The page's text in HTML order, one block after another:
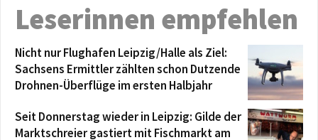
Leserinnen empfehlen
Nicht nur Flughafen Leipzig/Halle als Ziel:
Sachsens Ermittler zählten schon Dutzende
Drohnen-Überflüge im ersten Halbjahr
Seit Donnerstag wieder in Leipzig: Gilde der
Marktschreier gastiert mit Fischmarkt am